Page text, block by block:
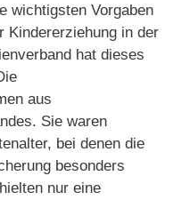
wichtigsten Vorgaben
Kindererziehung in der
hat dieses
aus
Sie waren
bei denen die
besonders
nur eine